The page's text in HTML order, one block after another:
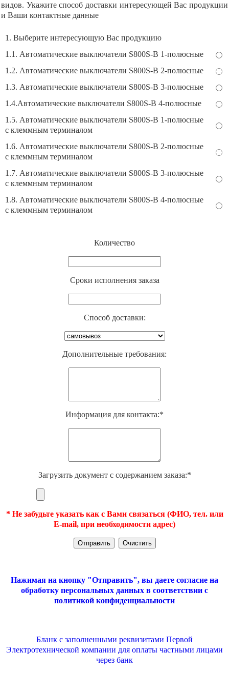
видов. Укажите способ доставки интересующей Вас продукции
и Ваши контактные данные
1. Выберите интересующую Вас продукцию
1.1. Автоматические выключатели S800S-B 1-полюсные
1.2. Автоматические выключатели S800S-B 2-полюсные
1.3. Автоматические выключатели S800S-B 3-полюсные
1.4.Автоматические выключатели S800S-B 4-полюсные
1.5. Автоматические выключатели S800S-B 1-полюсные
с клеммным терминалом
1.6. Автоматические выключатели S800S-B 2-полюсные
с клеммным терминалом
1.7. Автоматические выключатели S800S-B 3-полюсные
с клеммным терминалом
1.8. Автоматические выключатели S800S-B 4-полюсные
с клеммным терминалом
Количество
Cроки исполнения заказа
Способ доставки:
Дополнительные требования:
Информация для контакта:*
Загрузить документ с содержанием заказа:*
* Не забудьте указать как с Вами связаться (ФИО, тел. или
E-mail, при необходимости адрес)
Нажимая на кнопку "Отправить", вы даете согласие на
обработку персональных данных в соответствии с
политикой конфиденциальности
Бланк с заполненными реквизитами Первой
Электротехнической компании для оплаты частными лицами
через банк